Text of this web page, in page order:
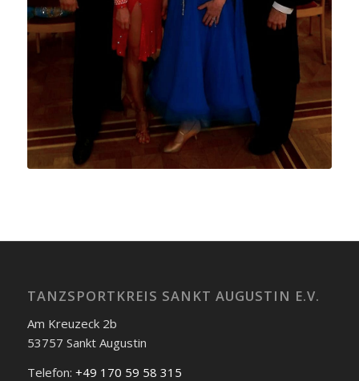
TANZSPORTKREIS SANKT AUGUSTIN E.V.
Am Kreuzeck 2b
53757 Sankt Augustin
Telefon: +49 170 59 58 315